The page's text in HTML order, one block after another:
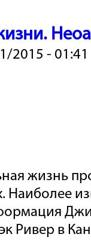
2015 - 01:41
жизнь
Наи­более
Ривер в